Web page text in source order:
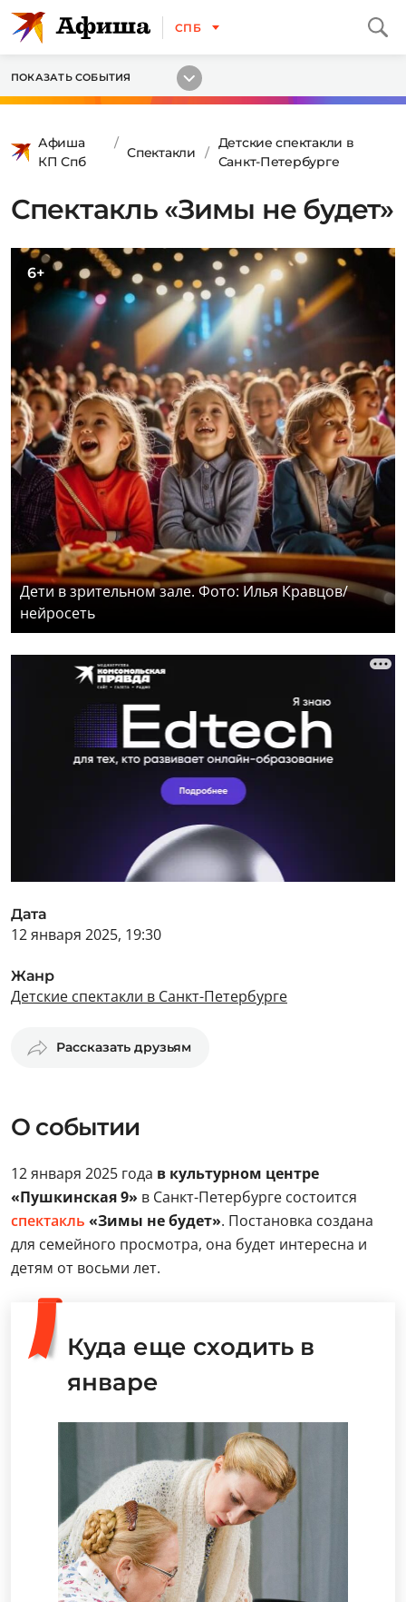
СПБ
ПОКАЗАТЬ СОБЫТИЯ
Афиша
КП Спб
Спектакли
Детские спектакли в
Санкт-Петербурге
Спектакль «Зимы не будет»
6+
Дети в зрительном зале. Фото: Илья Кравцов/
нейросеть
Дата
12 января 2025, 19:30
Жанр
Детские спектакли в Санкт-Петербурге
Рассказать друзьям
О событии
12 января 2025 года в культурном центре
«Пушкинская 9» в Санкт-Петербурге состоится
спектакль «Зимы не будет». Постановка создана
для семейного просмотра, она будет интересна и
детям от восьми лет.
Куда еще сходить в
январе